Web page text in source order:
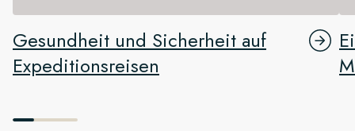
Gesundheit und Sicherheit auf
Expeditionsreisen